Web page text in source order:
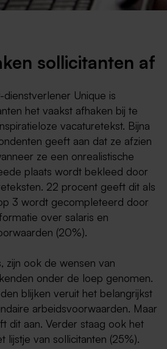
sollicitanten af
Unique is
het vaakst afhaken bij te
vacaturetekst. Bijna
geeft aan dat ze afzien
ze een onrealistische
plaats wordt bekleed door
22 procent geeft dit als
3 wordt gecompleteerd door
over salaris en
(20%).
zijn ook de wensen van
onder de loep genomen.
blijken veruit het belangrijkst
arbeidsvoorwaarden. Maar
dit aan. Verder staag ook het
lijstje van sollicitanten (25%).